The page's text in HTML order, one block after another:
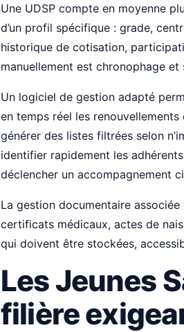
Une UDSP compte en moyenne
d’un profil spécifique : grade,
historique de cotisation,
manuellement est chronophage et
Un logiciel de gestion adapté
en temps réel les
générer des listes filtrées selon
identifier rapidement les
déclencher un accompagnement
La gestion documentaire
certificats médicaux, actes de
qui doivent être stockées,
Les Jeunes
filière